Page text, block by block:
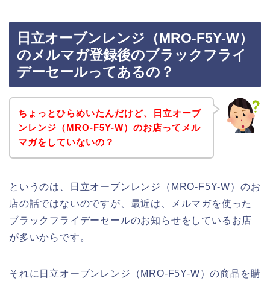
日立オーブンレンジ（MRO-F5Y-W）
のメルマガ登録後のブラックフライ
デーセールってあるの？
ちょっとひらめいたんだけど、日立オーブ
ンレンジ（MRO-F5Y-W）のお店ってメル
マガをしていないの？
というのは、日立オーブンレンジ（MRO-F5Y-W）のお
店の話ではないのですが、最近は、メルマガを使った
ブラックフライデーセールのお知らせをしているお店
が多いからです。
それに日立オーブンレンジ（MRO-F5Y-W）の商品を購